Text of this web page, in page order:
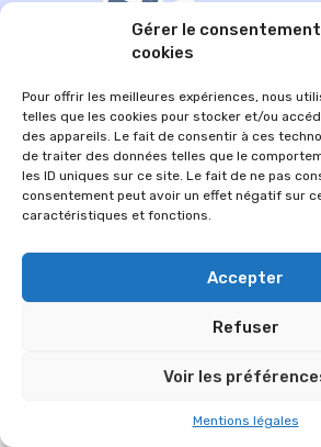
Gérer le
cookies
Pour offrir les meilleures expériences, nous
telles que les cookies pour stocker et/ou
des appareils. Le fait de consentir à ces
de traiter des données telles que le
les ID uniques sur ce site. Le fait de ne pas
consentement peut avoir un effet négatif sur
caractéristiques et fonctions.
Accepter
Refuser
Voir les
Mentions légales
© 2026 Im-presse. Tous